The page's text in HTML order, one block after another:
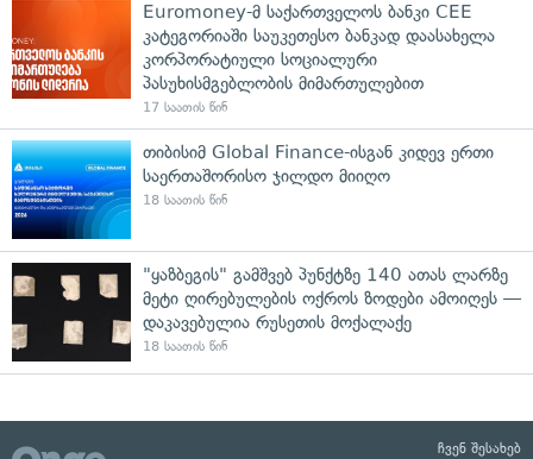
Euromoney-მ საქართველოს ბანკი CEE
კატეგორიაში საუკეთესო ბანკად დაასახელა
კორპორატიული სოციალური
პასუხისმგებლობის მიმართულებით
17 საათის წინ
თიბისიმ Global Finance-ისგან კიდევ ერთი
საერთაშორისო ჯილდო მიიღო
18 საათის წინ
"ყაზბეგის" გამშვებ პუნქტზე 140 ათას ლარზე
მეტი ღირებულების ოქროს ზოდები ამოიღეს —
დაკავებულია რუსეთის მოქალაქე
18 საათის წინ
ჩვენ შესახებ